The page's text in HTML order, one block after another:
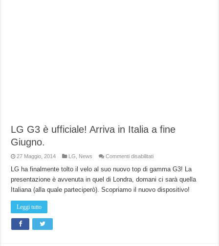
LG G3 è ufficiale! Arriva in Italia a fine
Giugno.
27 Maggio, 2014 LG News Commenti disabilitatisu
G3
è
ufficiale!
in
LG ha finalmente tolto il velo al suo nuovo top di gamma G3! La
presentazione è avvenuta in quel di Londra, domani ci sarà quella
Italiana (alla quale parteciperò). Scopriamo il nuovo dispositivo!
Leggi tutto